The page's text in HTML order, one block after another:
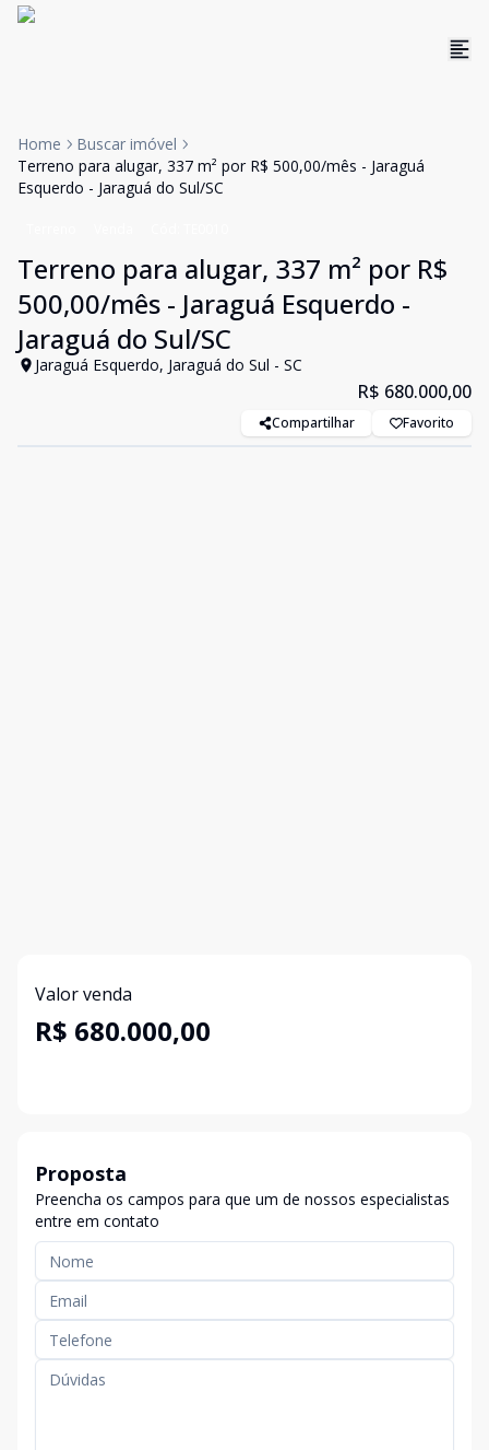
Home
Buscar imóvel
Terreno para alugar, 337 m² por R$ 500,00/mês - Jaraguá
Esquerdo - Jaraguá do Sul/SC
Terreno para alugar, 337 m² por R$
500,00/mês - Jaraguá Esquerdo -
Jaraguá do Sul/SC
Jaraguá Esquerdo, Jaraguá do Sul - SC
R$ 680.000,00
Compartilhar Favorito
Valor venda
R$ 680.000,00
Proposta
Preencha os campos para que um de nossos especialistas
entre em contato